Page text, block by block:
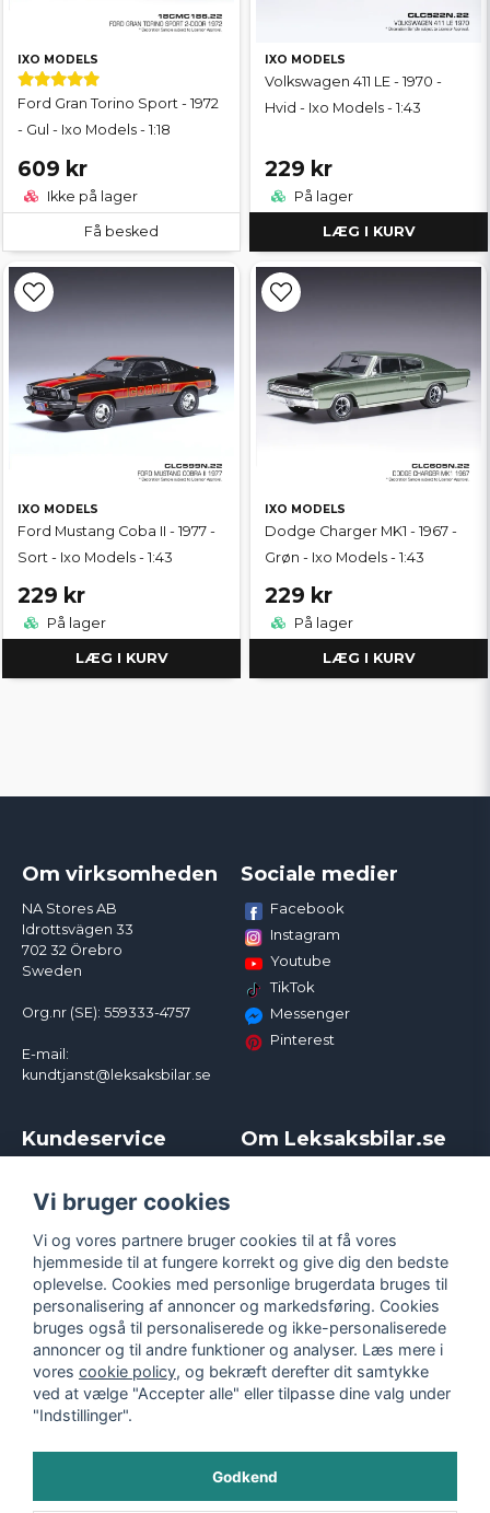
IXO MODELS
Ford Gran Torino Sport - 1972
- Gul - Ixo Models - 1:18
609 kr
Ikke på lager
Få besked
IXO MODELS
Volkswagen 411 LE - 1970 -
Hvid - Ixo Models - 1:43
229 kr
På lager
LÆG I KURV
IXO MODELS
Ford Mustang Coba II - 1977 -
Sort - Ixo Models - 1:43
229 kr
På lager
LÆG I KURV
IXO MODELS
Dodge Charger MK1 - 1967 -
Grøn - Ixo Models - 1:43
229 kr
På lager
LÆG I KURV
Om virksomheden
NA Stores AB
Idrottsvägen 33
702 32 Örebro
Sweden
Org.nr (SE): 559333-4757
E-mail:
kundtjanst@leksaksbilar.se
Sociale medier
Facebook
Instagram
Youtube
TikTok
Messenger
Pinterest
Kundeservice
Kampagner og rabatter
Reklamation
Policy chase cars
Returnera
Logga in
Om Leksaksbilar.se
Handelsbetingelser
Persondatapolitik
Cookies
Vi bruger cookies
Vi og vores partnere bruger cookies til at få vores
hjemmeside til at fungere korrekt og give dig den bedste
oplevelse. Cookies med personlige brugerdata bruges til
personalisering af annoncer og markedsføring. Cookies
bruges også til personaliserede og ikke-personaliserede
annoncer og til andre funktioner og analyser. Læs mere i
vores cookie policy, og bekræft derefter dit samtykke
ved at vælge "Accepter alle" eller tilpasse dine valg under
"Indstillinger".
Godkend